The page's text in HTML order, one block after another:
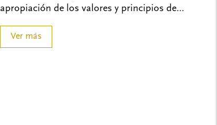
apropiación de los valores y principios de…
Ver más